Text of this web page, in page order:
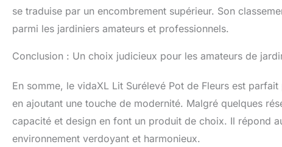
se traduise par un encombrement supérieur. Son
parmi les jardiniers amateurs et professionnels.
Conclusion : Un choix judicieux pour les amateurs de
En somme, le vidaXL Lit Surélevé Pot de Fleurs est
en ajoutant une touche de modernité. Malgré quelques
capacité et design en font un produit de choix. Il répond
environnement verdoyant et harmonieux.